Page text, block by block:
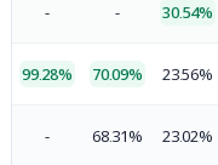
30.54%
-
-
23.56%
70.09%
99.28%
23.02%
68.31%
-